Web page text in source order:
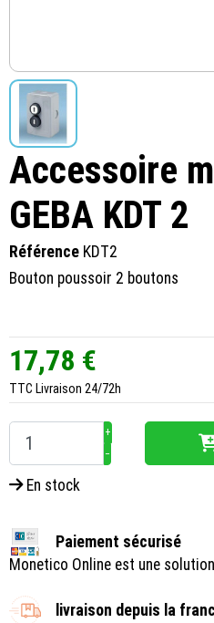
Accessoire
GEBA KDT 2
Référence KDT2
Bouton poussoir 2 boutons
17,78 €
TTC Livraison 24/72h
+
−
En stock
Paiement sécurisé
Monetico Online est une
livraison depuis la